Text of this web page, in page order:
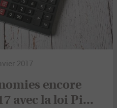
2017
encore
avec la loi Pi...